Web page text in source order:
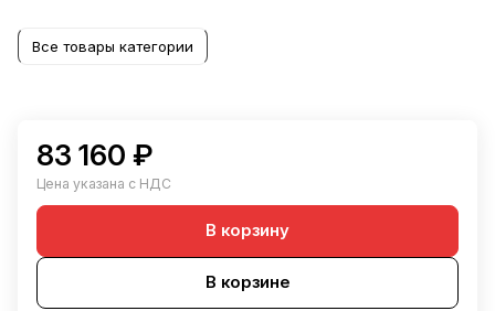
Все товары категории
83 160 ₽
Цена указана с НДС
В корзину
В корзине